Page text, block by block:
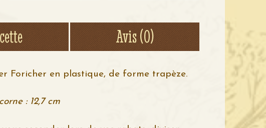
détail
détail
Avis (0)
Foricher en plastique, de forme trapèze.
: 12,7 cm